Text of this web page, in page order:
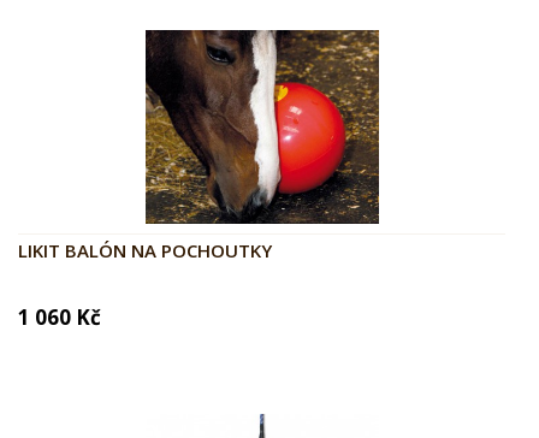
LIKIT BALÓN NA POCHOUTKY
1 060 Kč